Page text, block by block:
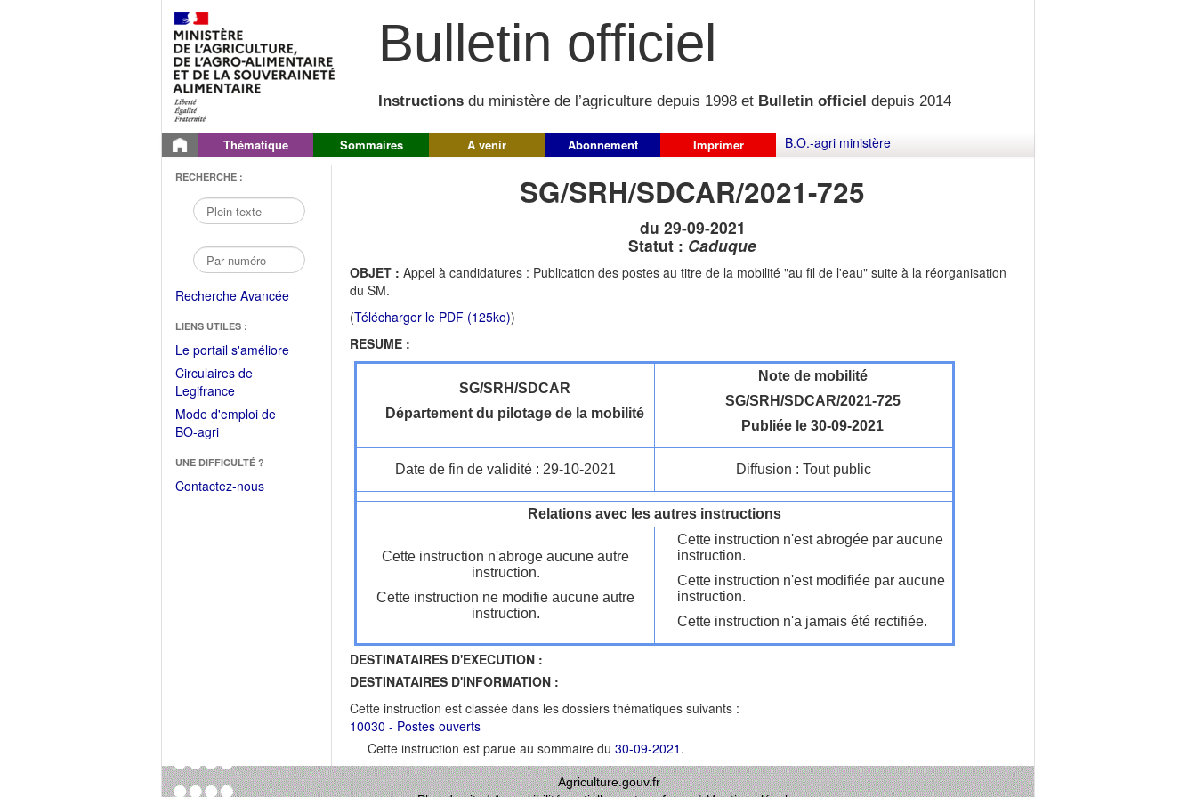
Bulletin officiel
Instructions du ministère de l’agriculture depuis 1998 et Bulletin officiel depuis 2014
Thématique Sommaires A venir Abonnement Imprimer B.O.-agri ministère
RECHERCHE :
Recherche Avancée
LIENS UTILES :
Le portail s'améliore(Fichier
Circulaires de
Legifrance(Ouvrir
dans
une
fenêtre)
Mode d'emploi de
BO-agri(Ouvrir
une
nouvelle
UNE DIFFICULTÉ ?
Contactez-nous
SG/SRH/SDCAR/2021-725
du 29-09-2021
Statut : Caduque
OBJET : Appel à candidatures : Publication des postes au titre de la mobilité "au fil de l'eau" suite à la réorganisation
du SM.
(Télécharger le PDF (125ko))
RESUME :
SG/SRH/SDCAR
Département du pilotage de la mobilité
Note de mobilité
SG/SRH/SDCAR/2021-725
Publiée le 30-09-2021
Date de fin de validité : 29-10-2021 Diffusion : Tout public
Relations avec les autres instructions
Cette instruction n'abroge aucune autre
instruction.
Cette instruction ne modifie aucune autre
instruction.
Cette instruction n'est abrogée par aucune
instruction.
Cette instruction n'est modifiée par aucune
instruction.
Cette instruction n'a jamais été rectifiée.
DESTINATAIRES D'EXECUTION :
DESTINATAIRES D'INFORMATION :
Cette instruction est classée dans les dossiers thématiques suivants :
10030 - Postes ouverts
Cette instruction est parue au sommaire du 30-09-2021 .
Agriculture.gouv.fr